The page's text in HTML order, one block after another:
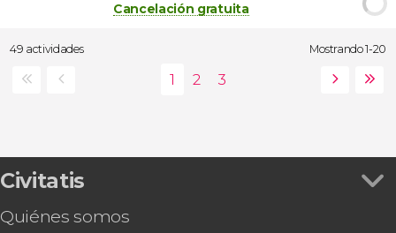
Cancelación gratuita
49 actividades Mostrando 1-20
Civitatis
Quiénes somos